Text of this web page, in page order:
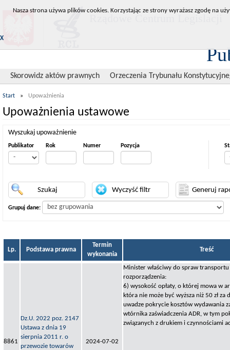
Skorowidz aktów prawnych Orzeczenia Trybunału
Start » Upoważnienia
Upoważnienia ustawowe
Wyszukaj upoważnienie
Publikator Rok Numer Pozycja
Grupuj dane:
Lp. Podstawa prawna
Termin
wykonania
Treść
8861
Dz.U. 2022 poz. 2147
Ustawa z dnia 19
sierpnia 2011 r. o
przewozie towarów
2024-07-02
Minister właściwy do spraw
rozporządzenia:
6) wysokość opłaty, o której mowa w
która nie może być wyższa niż 50 zł za
uwadze pokrycie kosztów wydawania
wtórnika zaświadczenia ADR, w tym
związanych z drukiem i czynnościami
Nasza strona używa plików cookies. Korzystając ze strony wyrażasz zgodę na
X